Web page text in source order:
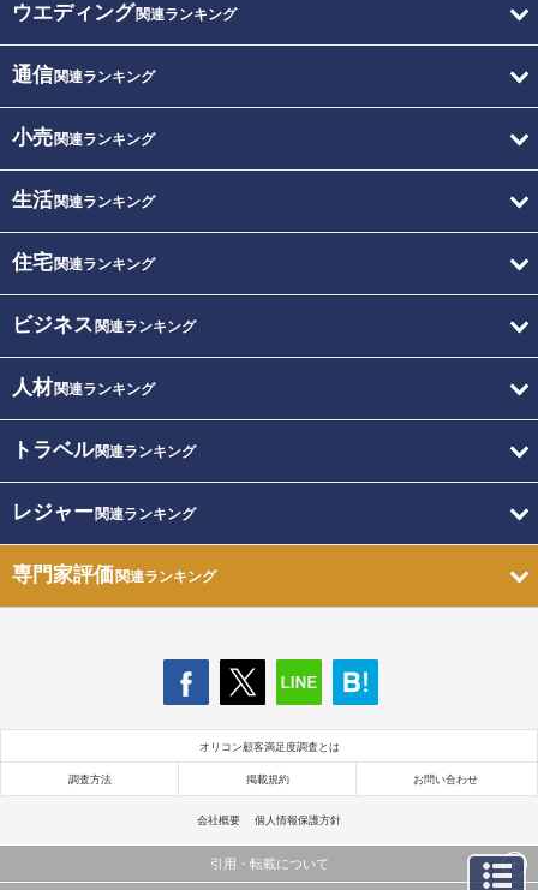
ウエディング関連ランキング
通信関連ランキング
小売関連ランキング
生活関連ランキング
住宅関連ランキング
ビジネス 関連ランキング
人材関連ランキング
トラベル関連ランキング
レジャー関連ランキング
専門家評価関連ランキング
オリコン顧客満足度調査とは
調査方法 掲載規約 お問い合わせ
会社概要 個人情報保護方針
引用・転載について